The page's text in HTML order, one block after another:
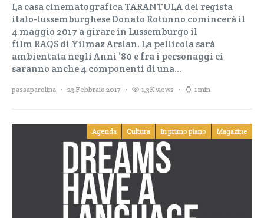
La casa cinematografica TARANTULA del regista
italo-lussemburghese Donato Rotunno comincerà il
4 maggio 2017 a girare in Lussemburgo il
film RAQS di Yilmaz Arslan. La pellicola sarà
ambientata negli Anni ’80 e fra i personaggi ci
saranno anche 4 componenti di una…
passaparolina 23 Febbraio 2017 1,3K views 1 min
Agenda Cultura In primo piano Magazine